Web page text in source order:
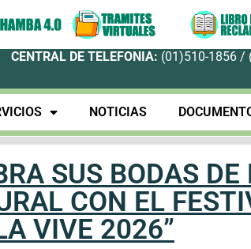
CENTRAL DE TELEFONIA: (01)510-1856 /
NOTICIAS
SUS BODAS DE
CON EL
VIVE 2026”